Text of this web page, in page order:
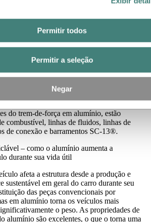
Permitir todos
Permitir a seleção
Negar
mais leves com trens-de-força de
de-força e no sistema do motor pode
tornar mais leve e reduzir o custo de produção
de motor em alumínio oferecem usinabilidade
do trem-de-força em alumínio, estão
combustível, linhas de fluidos, linhas de
de conexão e barramentos SC-13®.
– como o alumínio aumenta a
durante sua vida útil
afeta a estrutura desde a produção e
sustentável em geral do carro durante seu
das peças convencionais por
em alumínio torna os veículos mais
o peso. As propriedades de
alumínio são excelentes, o que o torna uma